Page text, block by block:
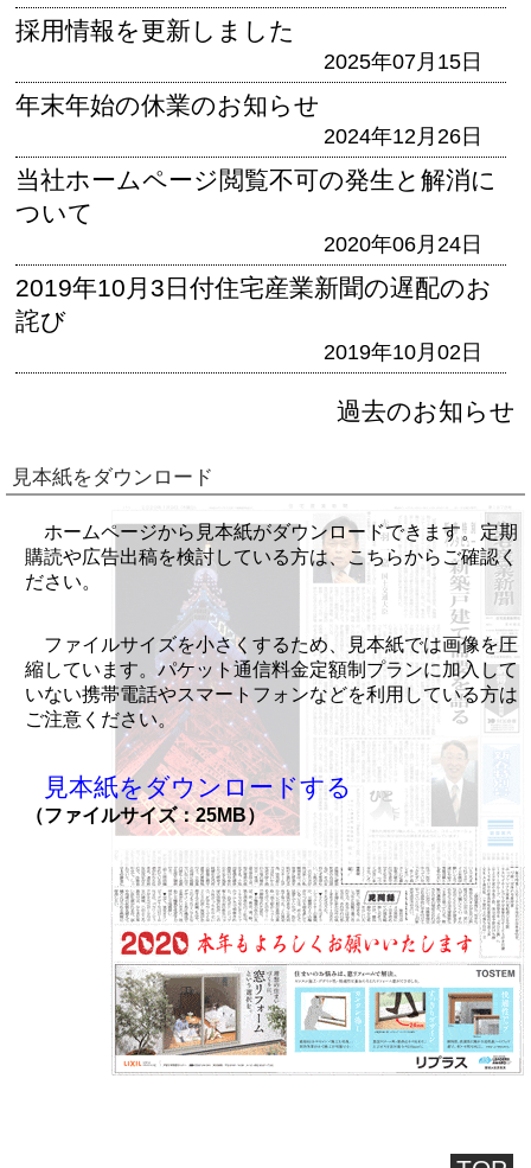
採用情報を更新しました
2025年07月15日
年末年始の休業のお知らせ
2024年12月26日
当社ホームページ閲覧不可の発生と解消に
ついて
2020年06月24日
2019年10月3日付住宅産業新聞の遅配のお
詫び
2019年10月02日
過去のお知らせ
見本紙をダウンロード
ホームページから見本紙がダウンロードできます。定期
購読や広告出稿を検討している方は、こちらからご確認く
ださい。
ファイルサイズを小さくするため、見本紙では画像を圧
縮しています。パケット通信料金定額制プランに加入して
いない携帯電話やスマートフォンなどを利用している方は
ご注意ください。
見本紙をダウンロードする
（ファイルサイズ：25MB）